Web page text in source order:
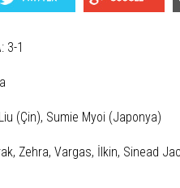
3-1
(Çin), Sumie Myoi (Japonya)
Zehra, Vargas, İlkin, Sinead